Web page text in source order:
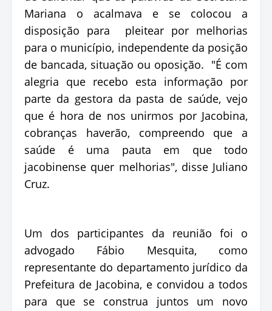
Mariana o acalmava e se colocou a
disposição para pleitear por melhorias
para o município, independente da posição
de bancada, situação ou oposição. "É com
alegria que recebo esta informação por
parte da gestora da pasta de saúde, vejo
que é hora de nos unirmos por Jacobina,
cobranças haverão, compreendo que a
saúde é uma pauta em que todo
jacobinense quer melhorias", disse Juliano
Cruz.
Um dos participantes da reunião foi o
advogado Fábio Mesquita, como
representante do departamento jurídico da
Prefeitura de Jacobina, e convidou a todos
para que se construa juntos um novo